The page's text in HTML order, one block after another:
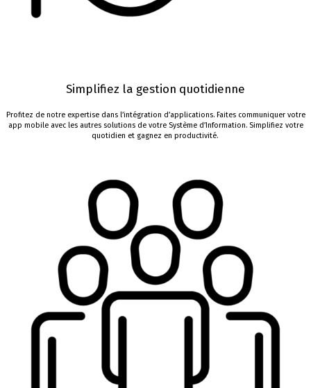
Simplifiez la gestion quotidienne
Profitez de notre expertise dans l’intégration d’applications. Faitescommuniquer votre
app mobileavec les autres solutions de votre Système d’Information. Simplifiez votre
quotidien et gagnez en productivité.